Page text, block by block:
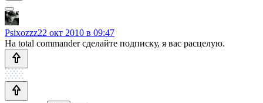
Psixozzz22 окт 2010 в 09:47
На total commander сделайте подписку, я вас расцелую.